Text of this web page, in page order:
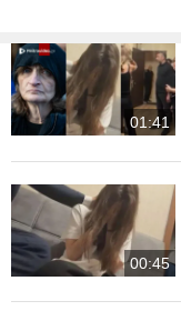
01:41
00:45